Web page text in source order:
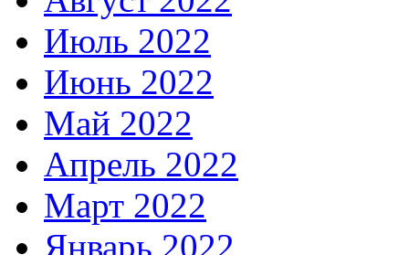
Июль 2022
Июнь 2022
Май 2022
Апрель 2022
Март 2022
Январь 2022